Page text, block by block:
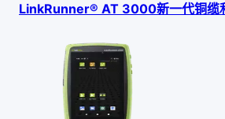
LinkRunner® AT 3000新一代铜缆